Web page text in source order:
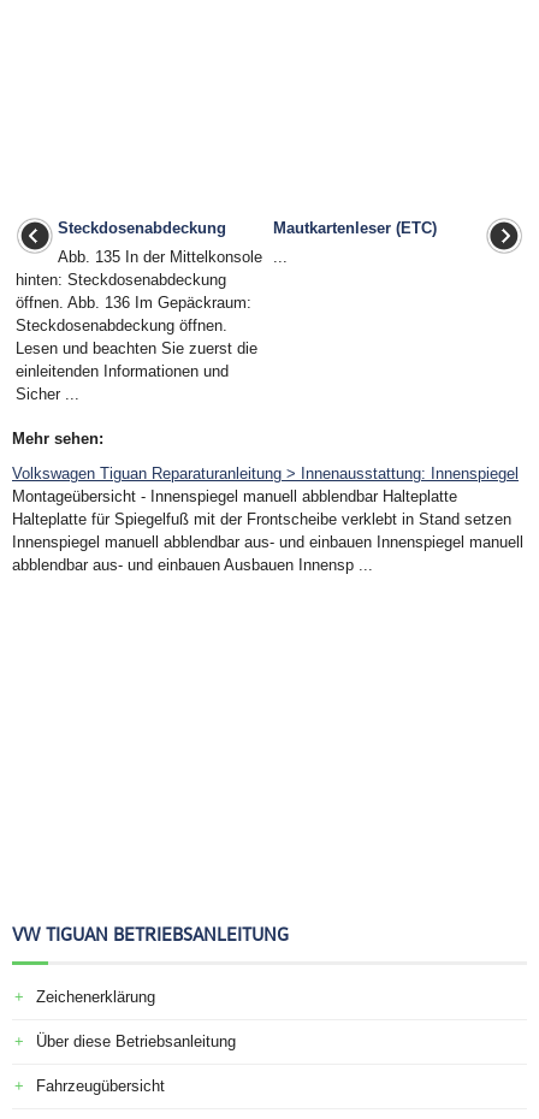
Steckdosenabdeckung
Abb. 135 In der Mittelkonsole
hinten: Steckdosenabdeckung
öffnen. Abb. 136 Im Gepäckraum:
Steckdosenabdeckung öffnen.
Lesen und beachten Sie zuerst die
einleitenden Informationen und
Sicher ...
Mautkartenleser (ETC)
Mehr sehen:
Volkswagen Tiguan Reparaturanleitung > Innenausstattung: Innenspiegel
Montageübersicht - Innenspiegel manuell abblendbar Halteplatte
Halteplatte für Spiegelfuß mit der Frontscheibe verklebt in Stand setzen
Innenspiegel manuell abblendbar aus- und einbauen Innenspiegel manuell
abblendbar aus- und einbauen Ausbauen Innensp ...
VW TIGUAN BETRIEBSANLEITUNG
Zeichenerklärung
Über diese Betriebsanleitung
Fahrzeugübersicht